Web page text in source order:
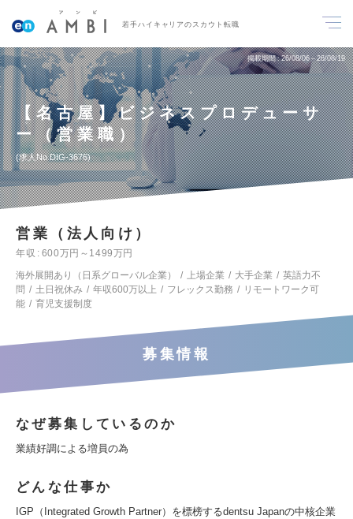
若手ハイキャリアのスカウト転職
掲載期間 26/08/06～26/08/19
【名古屋】ビジネスプロデューサ
ー（営業職）
求人No.DIG-3676
営業（法人向け）
年収
600万円～1499万円
海外展開あり（日系グローバル企業）
上場企業 大手企業
英語力不
問
土日祝休み 年収600万以上 フレックス勤務
リモートワーク可
能
育児支援制度
募集情報
なぜ募集しているのか
業績好調による増員の為
どんな仕事か
IGP（Integrated Growth Partner）を標榜するdentsu Japanの中核企業